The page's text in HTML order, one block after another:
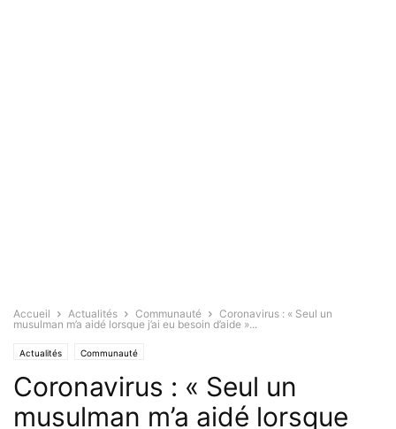
Accueil Actualités Communauté
Coronavirus : « Seul un
musulman m’a aidé lorsque j’ai eu besoin d’aide »...
Actualités Communauté
Coronavirus : « Seul un
musulman m’a aidé lorsque